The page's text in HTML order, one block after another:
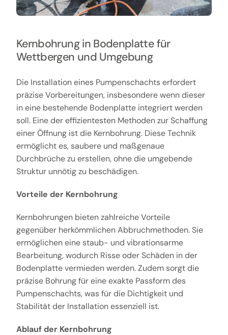
Kernbohrung in Bodenplatte für
Wettbergen und Umgebung
Die Installation eines Pumpenschachts erfordert
präzise Vorbereitungen, insbesondere wenn dieser
in eine bestehende Bodenplatte integriert werden
soll. Eine der effizientesten Methoden zur Schaffung
einer Öffnung ist die Kernbohrung. Diese Technik
ermöglicht es, saubere und maßgenaue
Durchbrüche zu erstellen, ohne die umgebende
Struktur unnötig zu beschädigen.
Vorteile der Kernbohrung
Kernbohrungen bieten zahlreiche Vorteile
gegenüber herkömmlichen Abbruchmethoden. Sie
ermöglichen eine staub- und vibrationsarme
Bearbeitung, wodurch Risse oder Schäden in der
Bodenplatte vermieden werden. Zudem sorgt die
präzise Bohrung für eine exakte Passform des
Pumpenschachts, was für die Dichtigkeit und
Stabilität der Installation essenziell ist.
Ablauf der Kernbohrung